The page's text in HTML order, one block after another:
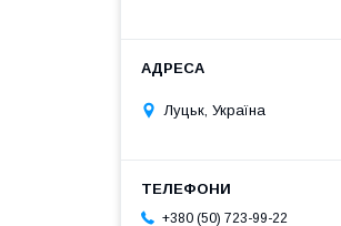
Луцьк, Україна
+380 (50) 723-99-22